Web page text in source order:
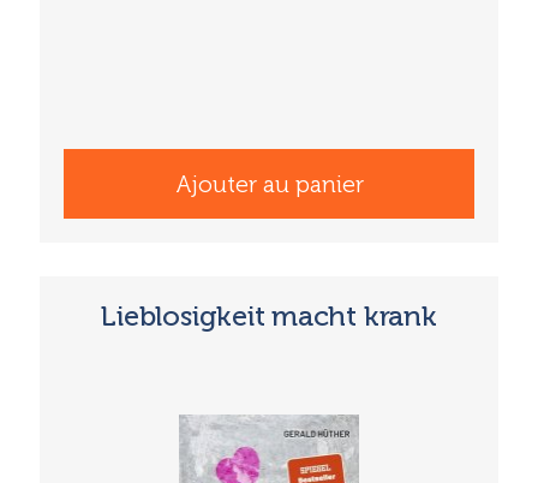
Ajouter au panier
Lieblosigkeit macht krank